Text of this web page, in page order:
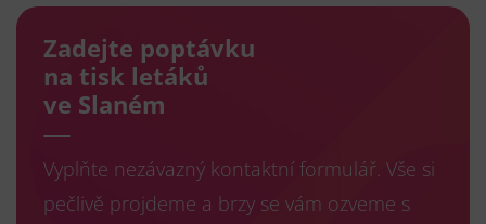
Zadejte poptávku
na tisk letáků
ve Slaném
Vyplňte nezávazný kontaktní formulář. Vše si
pečlivě projdeme a brzy se vám ozveme s